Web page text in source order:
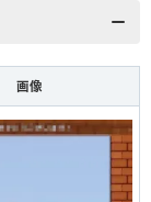
48
58 59 60
70
画像